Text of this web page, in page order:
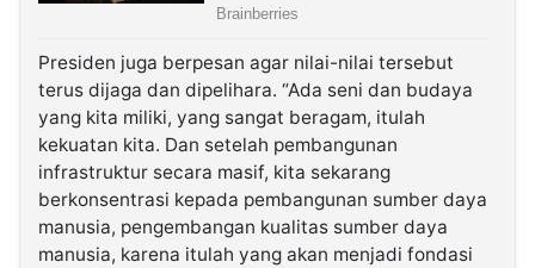
Presiden juga berpesan agar nilai-nilai tersebut
terus dijaga dan dipelihara. “Ada seni dan budaya
yang kita miliki, yang sangat beragam, itulah
kekuatan kita. Dan setelah pembangunan
infrastruktur secara masif, kita sekarang
berkonsentrasi kepada pembangunan sumber daya
manusia, pengembangan kualitas sumber daya
manusia, karena itulah yang akan menjadi fondasi